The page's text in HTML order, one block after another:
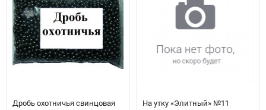
Дробь охотничья свинцовая
На утку «Элитный» №11